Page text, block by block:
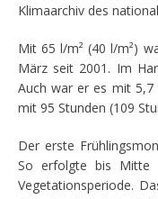
Klimaarchiv des
Mit 65 l/m² (40 l/m²)
März seit 2001. Im
Auch war er es mit 5,7
mit 95 Stunden (109
Der erste
So erfolgte bis Mitte
Vegetationsperiode.